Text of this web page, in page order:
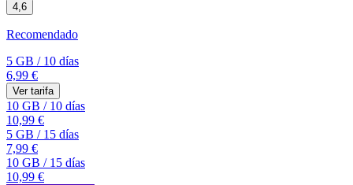
4,6
Recomendado
5 GB /10 días
6,99 €
Ver tarifa
10 GB /10 días
10,99 €
5 GB /15 días
7,99 €
10 GB /15 días
10,99 €